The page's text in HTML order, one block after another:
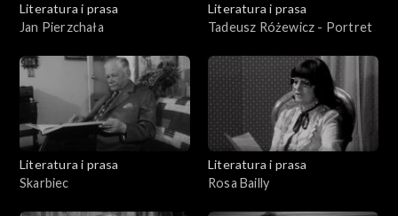
Literatura i prasa
Jan Pierzchała
Literatura i prasa
Tadeusz Różewicz - Portret
Literatura i prasa
Skarbiec
Literatura i prasa
Rosa Bailly